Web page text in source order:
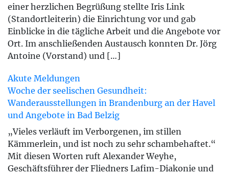
einer herzlichen Begrüßung stellte Iris Link
(Standortleiterin) die Einrichtung vor und gab
Einblicke in die tägliche Arbeit und die Angebote vor
Ort. Im anschließenden Austausch konnten Dr. Jörg
Antoine (Vorstand) und […]
Akute Meldungen
Woche der seelischen Gesundheit:
Wanderausstellungen in Brandenburg an der Havel
und Angebote in Bad Belzig
„Vieles verläuft im Verborgenen, im stillen
Kämmerlein, und ist noch zu sehr schambehaftet.“
Mit diesen Worten ruft Alexander Weyhe,
Geschäftsführer der Fliedners Lafim-Diakonie und